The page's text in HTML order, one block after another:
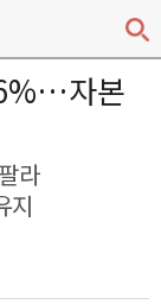
자본
라
지